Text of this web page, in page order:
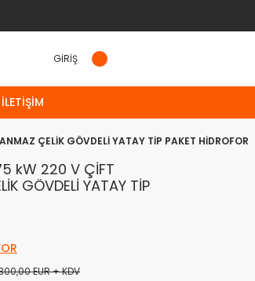
GİRİŞ
İLETIŞIM
ÇELİK GÖVDELİ YATAY TİP PAKET HİDROFOR
kW 220 V ÇİFT
GÖVDELİ YATAY TİP
EUR + KDV